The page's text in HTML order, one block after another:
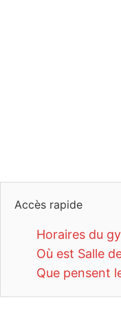
Accès rapide
Horaires du
Où est Salle
Que pensent